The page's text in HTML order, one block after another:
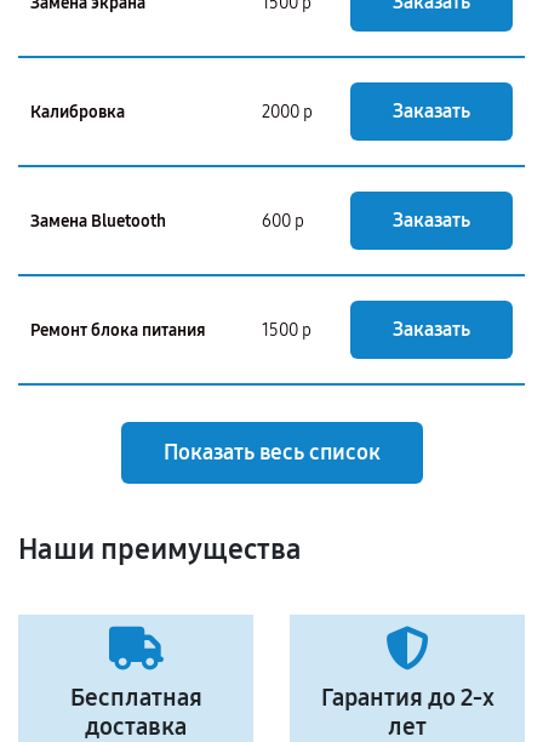
Калибровка 2000 р Заказать
Замена Bluetooth 600 р Заказать
Ремонт блока питания 1500 р Заказать
Показать весь список
Наши преимущества
Бесплатная
доставка
Гарантия до 2-х
лет